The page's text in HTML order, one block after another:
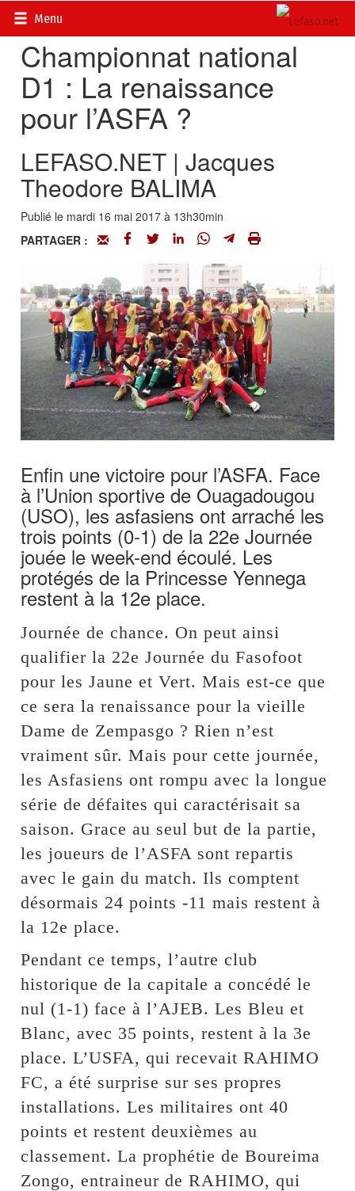
Menu
Accueil>
Championnat national
D1 : La renaissance
pour l’ASFA ?
LEFASO.NET | Jacques
Theodore BALIMA
Publié le mardi 16 mai 2017 à 13h30min
PARTAGER :
Enfin une victoire pour l’ASFA. Face
à l’Union sportive de Ouagadougou
(USO), les asfasiens ont arraché les
trois points (0-1) de la 22e Journée
jouée le week-end écoulé. Les
protégés de la Princesse Yennega
restent à la 12e place.
Journée de chance. On peut ainsi
qualifier la 22e Journée du Fasofoot
pour les Jaune et Vert. Mais est-ce que
ce sera la renaissance pour la vieille
Dame de Zempasgo ? Rien n’est
vraiment sûr. Mais pour cette journée,
les Asfasiens ont rompu avec la longue
série de défaites qui caractérisait sa
saison. Grace au seul but de la partie,
les joueurs de l’ASFA sont repartis
avec le gain du match. Ils comptent
désormais 24 points -11 mais restent à
la 12e place.
Pendant ce temps, l’autre club
historique de la capitale a concédé le
nul (1-1) face à l’AJEB. Les Bleu et
Blanc, avec 35 points, restent à la 3e
place. L’USFA, qui recevait RAHIMO
FC, a été surprise sur ses propres
installations. Les militaires ont 40
points et restent deuxièmes au
classement. La prophétie de Boureima
Zongo, entraineur de RAHIMO, qui